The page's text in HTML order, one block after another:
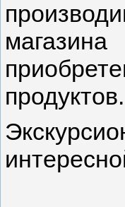
продуктов.